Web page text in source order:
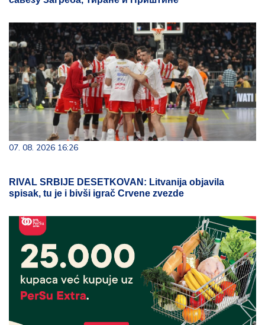
07. 08. 2026 16:26
RIVAL SRBIJE DESETKOVAN: Litvanija objavila
spisak, tu je i bivši igrač Crvene zvezde